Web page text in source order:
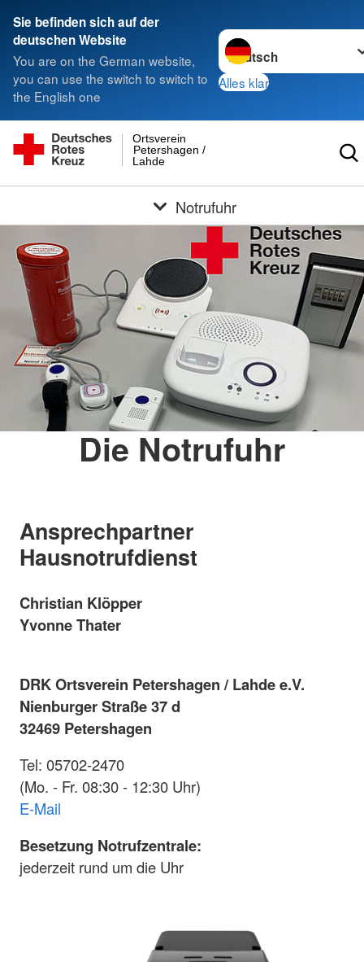
Sie befinden sich auf der
deutschen Website
You are on the German website,
you can use the switch to switch to
the English one
Sprache wechseln zu
Alles klar
Lahde
Petershagen /
Ortsverein
Notrufuhr
Die Notrufuhr
Ansprechpartner
Hausnotrufdienst
Christian Klöpper
Yvonne Thater
DRK Ortsverein Petershagen / Lahde e.V.
Nienburger Straße 37 d
32469 Petershagen
Tel: 05702-2470
(Mo. - Fr. 08:30 - 12:30 Uhr)
E-Mail
Besetzung Notrufzentrale:
jederzeit rund um die Uhr